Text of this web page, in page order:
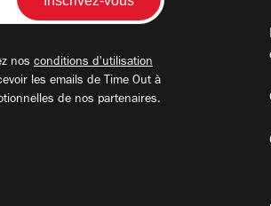
nos conditions d'utilisation
les emails de Time Out à
de nos partenaires.